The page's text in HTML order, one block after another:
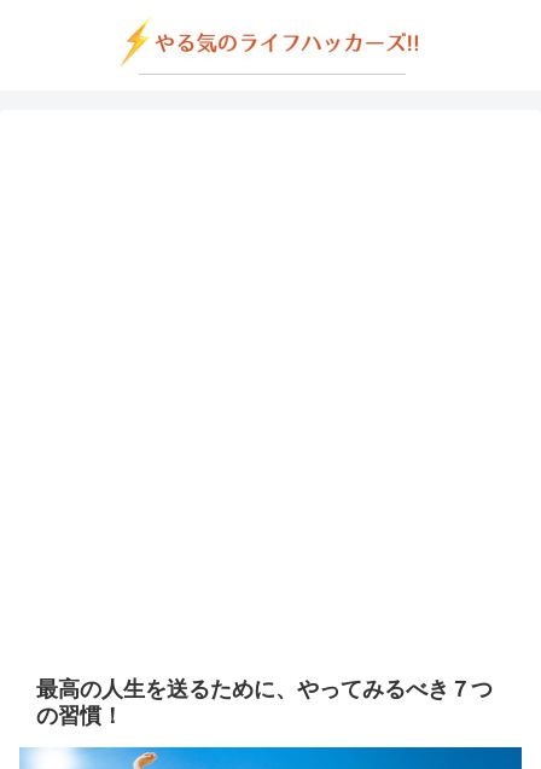
最高の人生を送るために、やってみるべき７つ
の習慣！